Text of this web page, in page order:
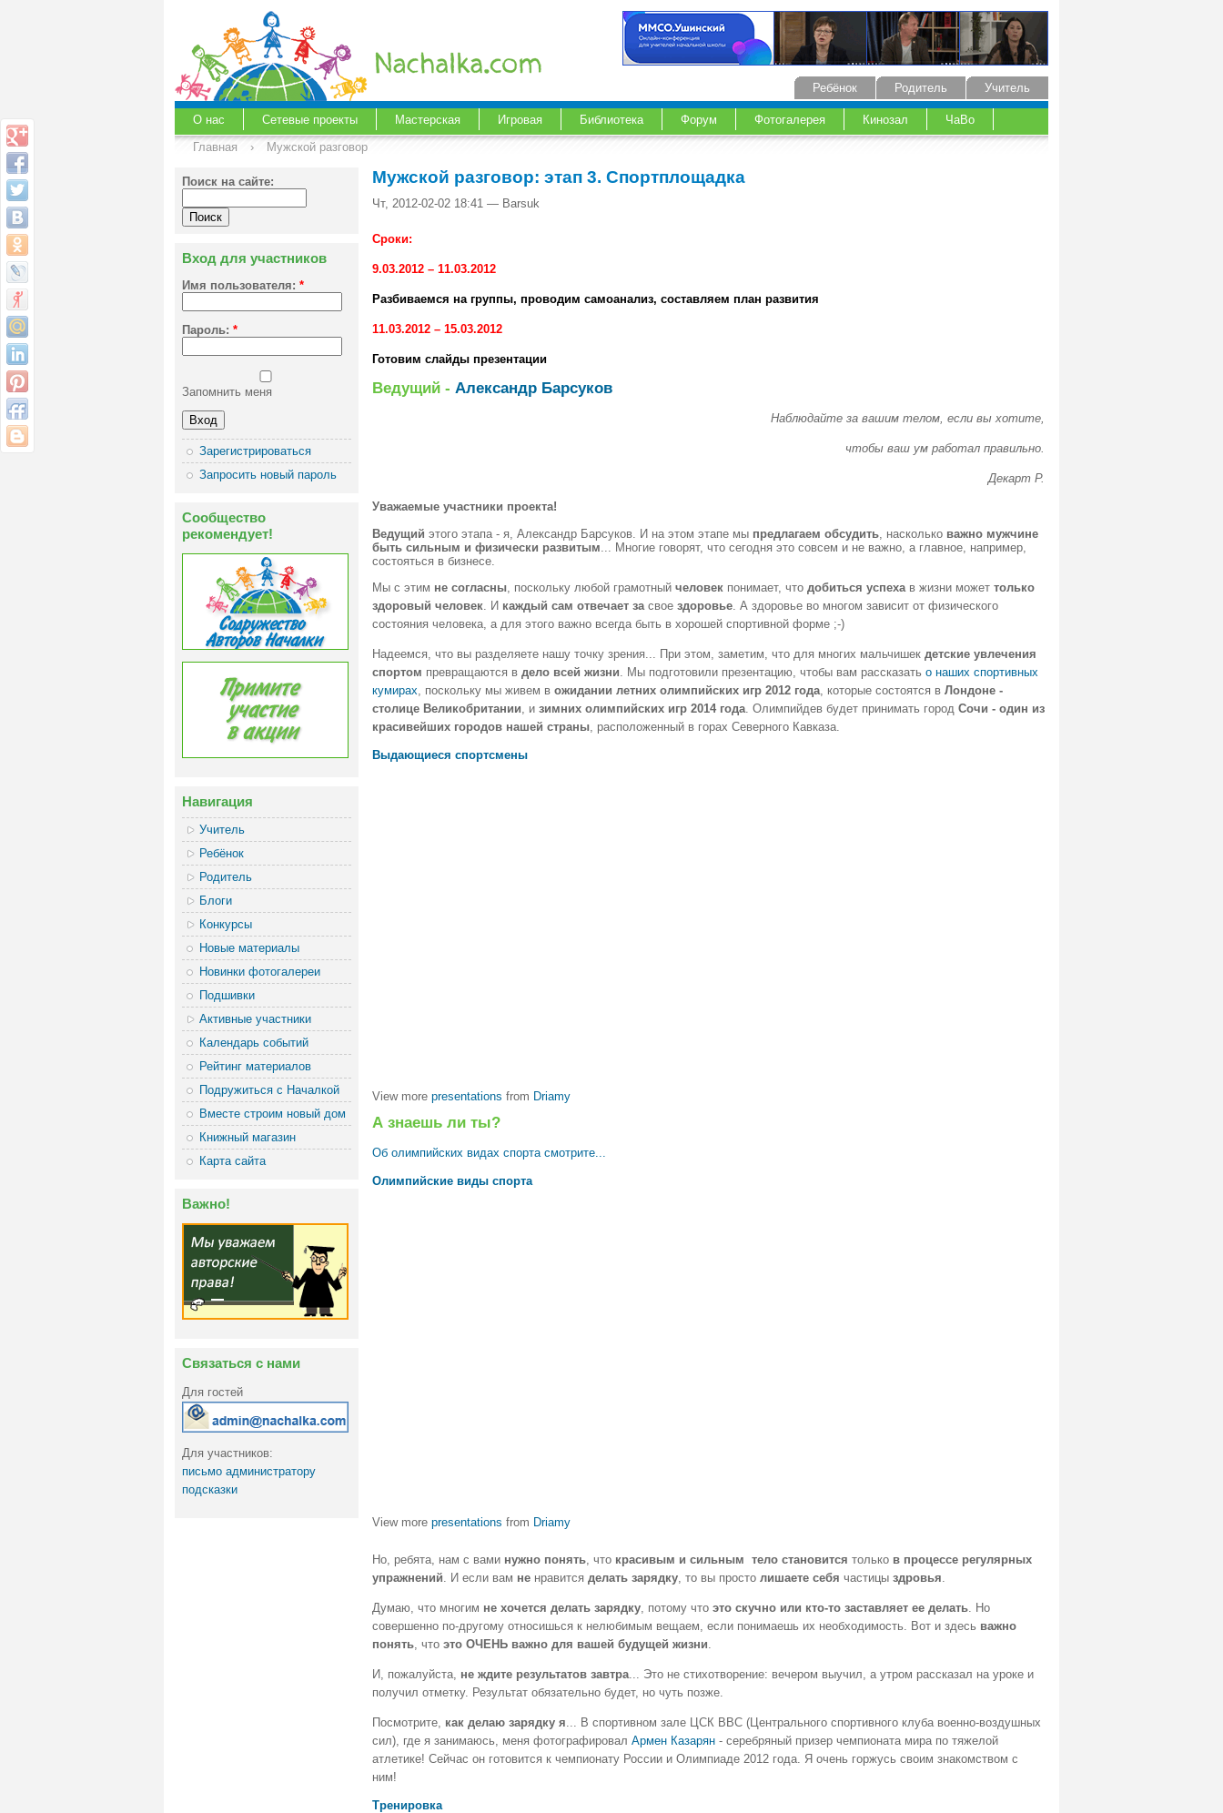
Учитель
Родитель
Ребёнок
О нас Сетевые проекты Мастерская Игровая Библиотека Форум Фотогалерея Кинозал
ЧаВо
Главная
› Мужской разговор
Поиск на сайте:
Вход для участников
Имя пользователя: *
Пароль: *
Запомнить меня
Зарегистрироваться
Запросить новый пароль
Сообщество
рекомендует!
Навигация
Учитель
Ребёнок
Родитель
Блоги
Конкурсы
Новые материалы
Новинки фотогалереи
Подшивки
Активные участники
Календарь событий
Рейтинг материалов
Подружиться с Началкой
Вместе строим новый дом
Книжный магазин
Карта сайта
Важно!
Связаться с нами
Для гостей
Для участников:
письмо администратору
подсказки
Мужской разговор: этап 3. Спортплощадка
Чт, 2012-02-02 18:41 — Barsuk
Сроки:
9.03.2012 – 11.03.2012
Разбиваемся на группы, проводим самоанализ, составляем план развития
11.03.2012 – 15.03.2012
Готовим слайды презентации
Ведущий - Александр Барсуков
Наблюдайте за вашим телом, если вы хотите,
чтобы ваш ум работал правильно.
Декарт Р.
Уважаемые участники проекта!
Ведущий этого этапа - я, Александр Барсуков. И на этом этапе мы предлагаем обсудить, насколько важно мужчине
быть сильным и физически развитым ... Многие говорят, что сегодня это совсем и не важно, а главное, например,
состояться в бизнесе.
Мы с этим не согласны, поскольку любой грамотный человек понимает, что добиться успехав жизни может только
здоровый человек. И каждый сам отвечает засвоездоровье. А здоровье во многом зависит от физического
состояния человека, а для этого важно всегда быть в хорошей спортивной форме ;-)
Надеемся, что вы разделяете нашу точку зрения... При этом, заметим, что для многих мальчишекдетские увлечения
спортом превращаются в дело всей жизни. Мы подготовили презентацию, чтобы вам рассказать о наших спортивных
кумирах, поскольку мы живем вожидании летних олимпийских игр 2012 года, которые состоятся в Лондоне -
столице Великобритании, и зимних олимпийских игр 2014 года. Олимпийдев будет принимать город Сочи - один из
красивейших городов нашей страны, расположенный в горах Северного Кавказа.
Выдающиеся спортсмены
View more presentations from Driamy
А знаешь ли ты?
Об олимпийских видах спорта смотрите...
Олимпийские виды спорта
View more presentations from Driamy
Но, ребята, нам с вами нужно понять, чтокрасивым и сильным тело становится только в процессе регулярных
упражнений. И если вам не нравится делать зарядку, то вы простолишаете себя частицыздровья.
Думаю, что многим не хочется делать зарядку, потому чтоэто скучно или кто-то заставляет ее делать. Но
совершенно по-другому относишься к нелюбимым вещаем, если понимаешь их необходимость. Вот и здесь важно
понять, что это ОЧЕНЬ важно для вашей будущей жизни.
И, пожалуйста, не ждите результатов завтра... Это не стихотворение: вечером выучил, а утром рассказал на уроке и
получил отметку. Результат обязательно будет, но чуть позже.
Посмотрите, как делаю зарядку я ... В спортивном зале ЦСК ВВС (Центрального спортивного клуба военно-воздушных
сил), где я занимаюсь, меня фотографировал Армен Казарян- серебряный призер чемпионата мира по тяжелой
атлетике! Сейчас он готовится к чемпионату России и Олимпиаде 2012 года. Я очень горжусь своим знакомством с
ним!
Тренировка